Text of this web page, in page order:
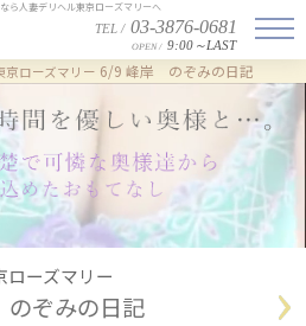
TEL / 03-3876-0681
OPEN / 9:00～LAST
ら人妻デリヘル東京ローズマリーへ
京ローズマリー 6/9 峰岸 のぞみの日記
ローズマリー
ぞみの日記